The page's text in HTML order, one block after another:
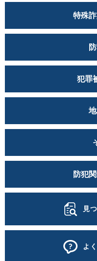
特殊
犯罪
防犯
見
よ